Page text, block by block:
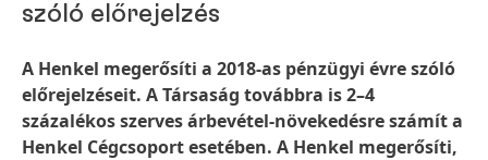
szóló előrejelzés
A Henkel megerősíti a 2018-as pénzügyi évre szóló
előrejelzéseit. A Társaság továbbra is 2–4
százalékos szerves árbevétel-növekedésre számít a
Henkel Cégcsoport esetében. A Henkel megerősíti,